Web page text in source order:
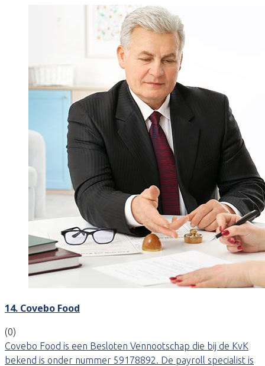
14. Covebo Food
(0)
Covebo Food is een Besloten Vennootschap die bij de KvK
bekend is onder nummer 59178892. De payroll specialist is